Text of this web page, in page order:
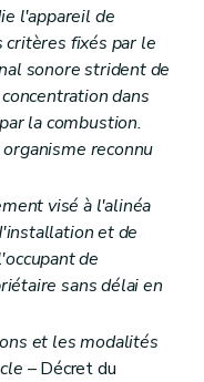
l'appareil de
critères fixés par le
sonore strident de
dans
la combustion.
reconnu
visé à l'alinéa
et de
de
sans délai en
et les modalités
– Décret du